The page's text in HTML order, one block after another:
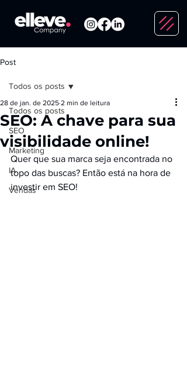
Post
Todos os posts
SEO
Marketing
IA
Vendas
Todos os posts
SEO: A chave para sua
visibilidade online!
28 de jan. de 2025 2 min de leitura
Quer que sua marca seja encontrada no
topo das buscas? Então está na hora de
investir em SEO!